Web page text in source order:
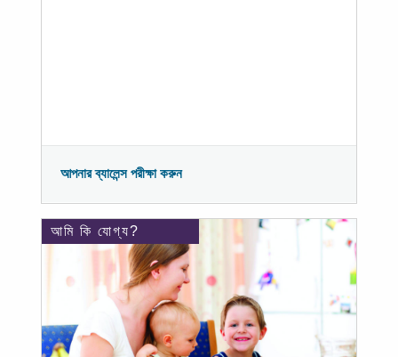
আপনার ব্যালেন্স পরীক্ষা করুন
আমি কি যোগ্য?